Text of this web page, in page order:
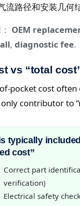
流路径和安装几何
OEM
, diagnostic fee.
vs “total
pocket cost
contributor to
typically
cost”
Correct part
verification)
Electrical safety